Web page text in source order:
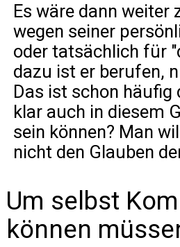
Es wäre dann weiter
wegen seiner
oder tatsächlich für
dazu ist er berufen,
Das ist schon häufig
klar auch in diesem
sein können? Man
nicht den Glauben
Um selbst
können